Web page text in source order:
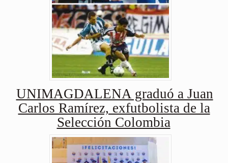
UNIMAGDALENA graduó a Juan
Carlos Ramírez, exfutbolista de la
Selección Colombia